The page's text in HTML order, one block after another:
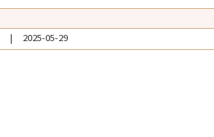
| 2025-05-29